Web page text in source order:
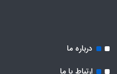
درباره ما
ارتباط با ما